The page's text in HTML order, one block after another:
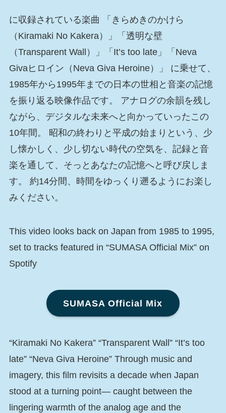
に収録されている楽曲 「きらめきのかけら
（Kiramaki No Kakera）」「透明な壁
（Transparent Wall）」「It’s too late」「Neva
Givaヒロイン（Neva Giva Heroine）」 に乗せて、
1985年から1995年までの日本の世相と音楽の記憶
を振り返る映像作品です。 アナログの余韻を残し
ながら、デジタルな未来へと向かっていったこの
10年間。 昭和の終わりと平成の始まりという、少
し懐かしく、少し切ない時代の空気を、記録と音
楽を通して、そっとあなたの記憶へと呼び戻しま
す。 約14分間、時間をゆっくり遡るようにお楽し
みください。
This video looks back on Japan from 1985 to 1995,
set to tracks featured in “SUMASA Official Mix” on
Spotify
SUMASA Official Mix
“Kiramaki No Kakera” “Transparent Wall” “It’s too
late” “Neva Giva Heroine” Through music and
imagery, this film revisits a decade when Japan
stood at a turning point— caught between the
lingering warmth of the analog age and the